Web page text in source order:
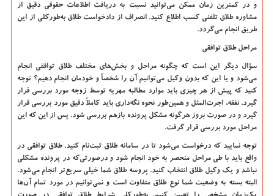
و در کمترین زمان ممکن می‌توانید نسبت به دریافت اطلاعات حقوقی دقیق از
مشاوره طلاق تلفنی کسب اطلاع کنید. انصراف از دادخواست طلاق به‌طورکلی از این
طریق انجام می‌گردد.
مراحل طلاق توافقی
سؤال دیگر این است که چگونه مراحل و بخش‌های مختلف طلاق توافقی انجام
می‌شود و یا این که بدون وکیل می‌توانیم آن را شخصاً و خودمان انجام دهیم؟ توجه
کنید که پیش از هر چیزی باید موارد مطالبه مهریه توسط زوجه مورد بررسی قرار
گیرد. نفقه، اجرت‌المثل و همین‌طور نحوه نگه‌داری باید کاملاً دقیق مورد بررسی قرار
گیرد و در صورت بروز هرگونه مشکل پرونده بازهم بررسی شود. پس از این که این
مراحل مورد بررسی قرار گرفت.
توجه نمایید که درخواست می‌شود تا در سامانه طلاق ثبت‌نام کنید. طلاق توافقی در
واقع باید با طی مراحل منحصر به خود انجام شود و درصورتی‌که در پرونده مشکلی
نباشد و یک وکیل طلاق انتخاب کنید. پروسه طلاق شما خیلی سریع‌تر انجام می‌شود.
البته بسته به وضعیت شما نوع طلاق متفاوت است و نمی‌توانیم در مورد تمام آن‌ها